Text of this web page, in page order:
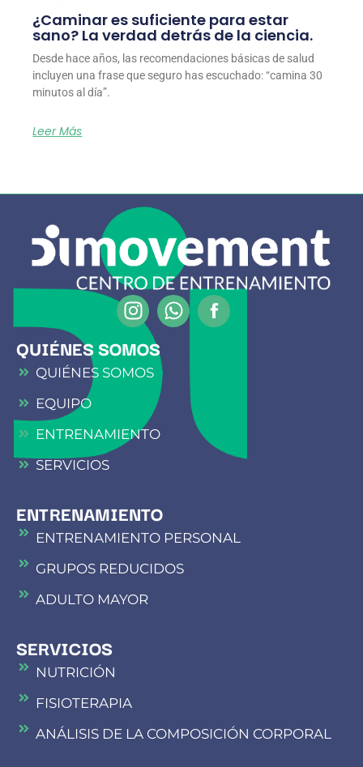
¿Caminar es suficiente para estar
sano? La verdad detrás de la ciencia.
Desde hace años, las recomendaciones básicas de salud
incluyen una frase que seguro has escuchado: “camina 30
minutos al día”.
Leer Más
Instagram
Whatsapp
QUIÉNES SOMOS
QUIÉNES SOMOS
EQUIPO
ENTRENAMIENTO
SERVICIOS
ENTRENAMIENTO
ENTRENAMIENTO PERSONAL
GRUPOS REDUCIDOS
ADULTO MAYOR
SERVICIOS
NUTRICIÓN
FISIOTERAPIA
ANÁLISIS DE LA COMPOSICIÓN CORPORAL